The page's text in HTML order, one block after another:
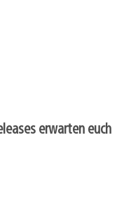
erwarten euch